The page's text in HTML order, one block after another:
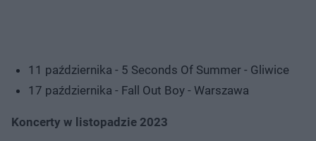
11 października - 5 Seconds Of Summer - Gliwice
17 października - Fall Out Boy - Warszawa
Koncerty w listopadzie 2023